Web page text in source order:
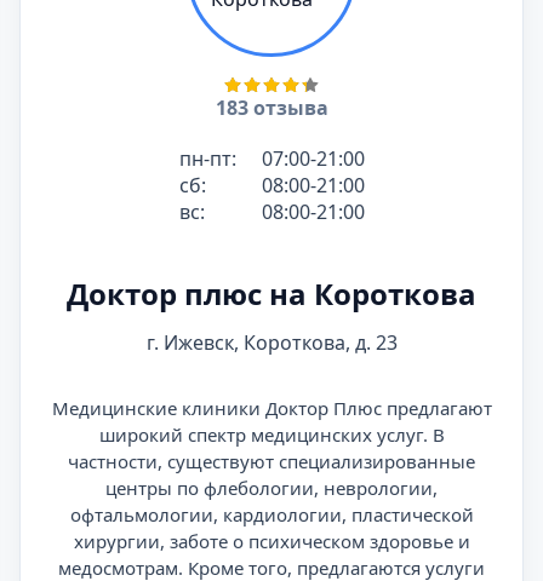
183 отзыва
пн-пт:
07:00-21:00
сб:
08:00-21:00
вс:
08:00-21:00
Доктор плюс на Короткова
г. Ижевск, Короткова, д. 23
Медицинские клиники Доктор Плюс предлагают
широкий спектр медицинских услуг. В
частности, существуют специализированные
центры по флебологии, неврологии,
офтальмологии, кардиологии, пластической
хирургии, заботе о психическом здоровье и
медосмотрам. Кроме того, предлагаются услуги